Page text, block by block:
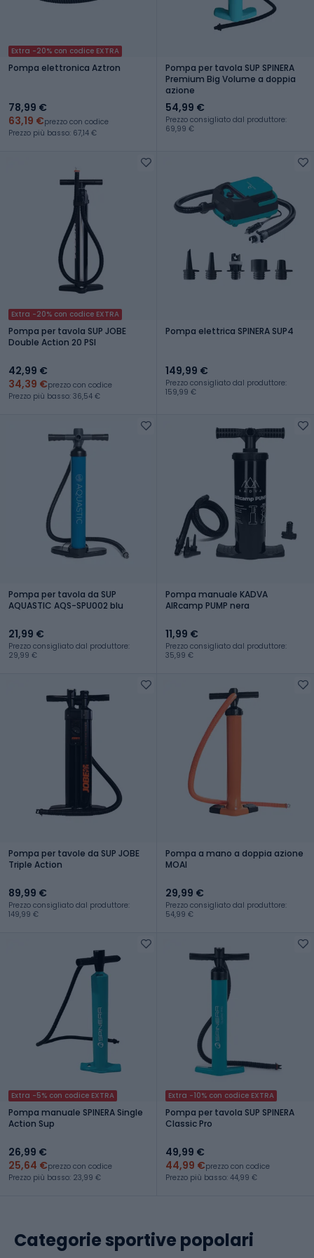
Extra -20% con codice EXTRA
Pompa elettronica Aztron
78,99 €
63,19 €prezzo con codice
Prezzo più basso: 67,14 €
Pompa per tavola SUP SPINERA
Premium Big Volume a doppia
azione
54,99 €
Prezzo consigliato dal produttore:
69,99 €
Extra -20% con codice EXTRA
Pompa per tavola SUP JOBE
Double Action 20 PSI
42,99 €
34,39 €prezzo con codice
Prezzo più basso: 36,54 €
Pompa elettrica SPINERA SUP4
149,99 €
Prezzo consigliato dal produttore:
159,99 €
Pompa per tavola da SUP
AQUASTIC AQS-SPU002 blu
21,99 €
Prezzo consigliato dal produttore:
29,99 €
Pompa manuale KADVA
AIRcamp PUMP nera
11,99 €
Prezzo consigliato dal produttore:
35,99 €
Pompa per tavole da SUP JOBE
Triple Action
89,99 €
Prezzo consigliato dal produttore:
149,99 €
Pompa a mano a doppia azione
MOAI
29,99 €
Prezzo consigliato dal produttore:
54,99 €
Extra -5% con codice EXTRA
Pompa manuale SPINERA Single
Action Sup
26,99 €
25,64 €prezzo con codice
Prezzo più basso: 23,99 €
Extra -10% con codice EXTRA
Pompa per tavola SUP SPINERA
Classic Pro
49,99 €
44,99 €prezzo con codice
Prezzo più basso: 44,99 €
Categorie sportive popolari